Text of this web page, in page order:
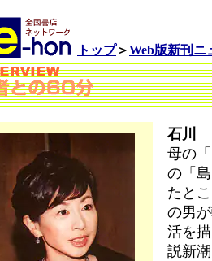
トップ＞Web版新刊ニ
石川
母の
の「
たと
の男
活を
説新